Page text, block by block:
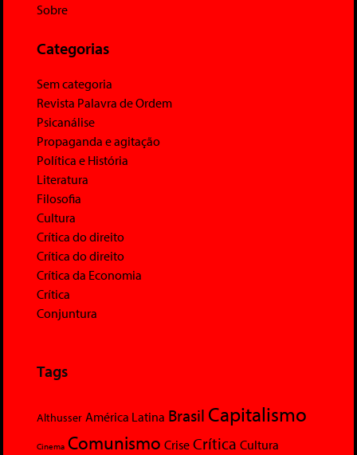
Sobre
Categorias
Sem categoria
Revista Palavra de Ordem
Psicanálise
Propaganda e agitação
Política e História
Literatura
Filosofia
Cultura
Crítica do direito
Crítica do direito
Crítica da Economia
Crítica
Conjuntura
Tags
Althusser América Latina Brasil Capitalismo
Cinema Comunismo Crise Crítica Cultura